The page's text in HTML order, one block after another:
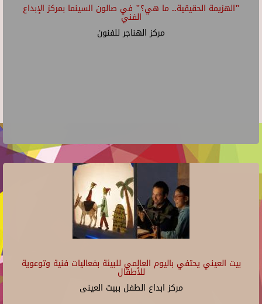
"الهزيمة الحقيقية.. ما هي؟" في صالون السينما بمركز الإبداع
الفني
مركز الهناجر للفنون
بيت العيني يحتفي باليوم العالمي للبيئة بفعاليات فنية وتوعوية
للأطفال
مركز ابداع الطفل ببيت العينى